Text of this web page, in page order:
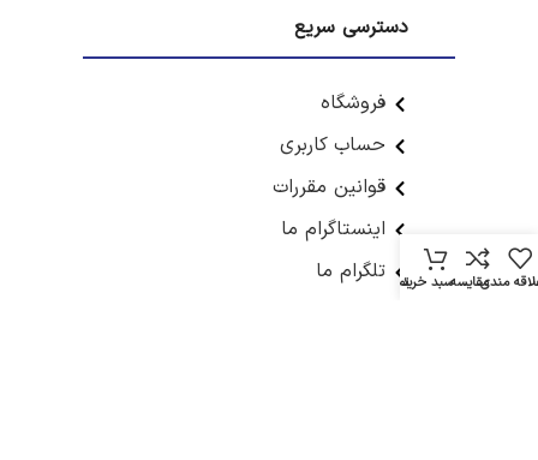
دسترسی سریع
فروشگاه
حساب کاربری
قوانین مقررات
اینستاگرام ما
تلگرام ما
مندیمقایسهسبد خریدتماس